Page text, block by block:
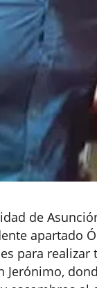
de
apartado
para
Jerónimo,